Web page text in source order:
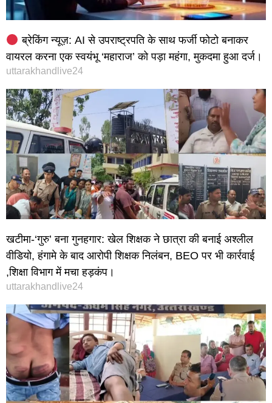
ब्रेकिंग न्यूज़: AI से उपराष्ट्रपति के साथ फर्जी फोटो बनाकर
वायरल करना एक स्वयंभू ‘महाराज’ को पड़ा महंगा, मुकदमा हुआ दर्ज।
uttarakhandlive24
खटीमा-‘गुरु’ बना गुनहगार: खेल शिक्षक ने छात्रा की बनाई अश्लील
वीडियो, हंगामे के बाद आरोपी शिक्षक निलंबन, BEO पर भी कार्रवाई
,शिक्षा विभाग में मचा हड़कंप।
uttarakhandlive24